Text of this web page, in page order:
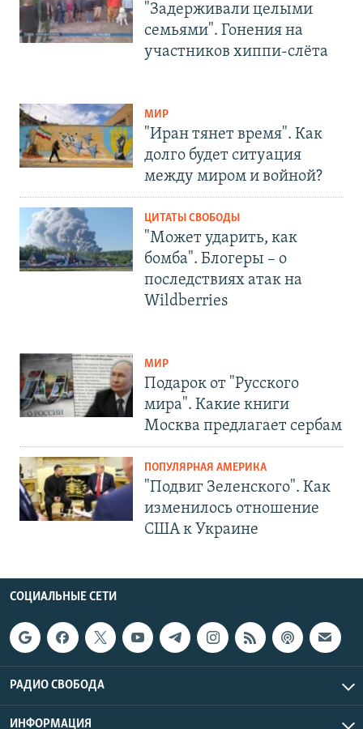
"Задерживали целыми
семьями". Гонения на
участников хиппи-слёта
МИР
"Иран тянет время". Как
долго будет ситуация
между миром и войной?
ЦИТАТЫ СВОБОДЫ
"Может ударить, как
бомба". Блогеры – о
последствиях атак на
Wildberries
МИР
Подарок от "Русского
мира". Какие книги
Москва предлагает сербам
ПОПУЛЯРНАЯ АМЕРИКА
"Подвиг Зеленского". Как
изменилось отношение
США к Украине
СОЦИАЛЬНЫЕ СЕТИ
РАДИО СВОБОДА
ИНФОРМАЦИЯ